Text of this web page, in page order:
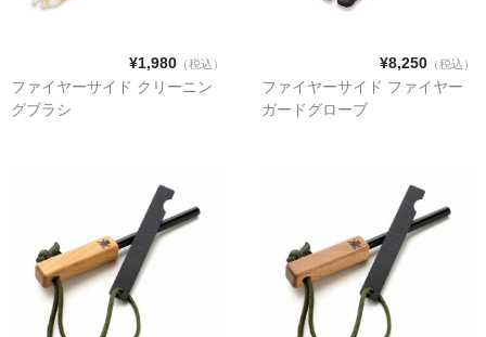
キッチングッズ
¥1,980（税込）
ファイヤーサイド クリーニン
グブラシ
¥8,250（税込）
ファイヤーサイド ファイヤー
ガードグローブ